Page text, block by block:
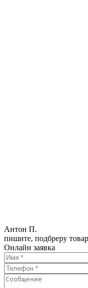
Антон П.
пишите, подбреру
Онлайн заявка